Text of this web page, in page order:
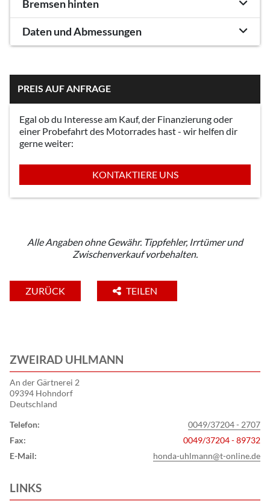
Bremsen hinten
Daten und Abmessungen
PREIS AUF ANFRAGE
Egal ob du Interesse am Kauf, der Finanzierung oder
einer Probefahrt des Motorrades hast - wir helfen dir
gerne weiter:
KONTAKTIERE UNS
Alle Angaben ohne Gewähr. Tippfehler, Irrtümer und
Zwischenverkauf vorbehalten.
ZURÜCK TEILEN
ZWEIRAD UHLMANN
An der Gärtnerei 2
09394 Hohndorf
Deutschland
Telefon:
0049/37204 - 2707
Fax:
0049/37204 - 89732
E-Mail:
honda-uhlmann@t-online.de
LINKS